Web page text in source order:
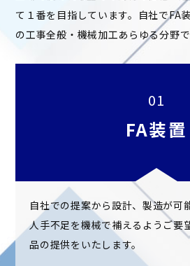
て１番を目指しています。自社でFA
の工事全般・機械加工あらゆる分野で
01
FA装置
自社での提案から設計、製造が可
人手不足を機械で補えるようご要
品の提供をいたします。